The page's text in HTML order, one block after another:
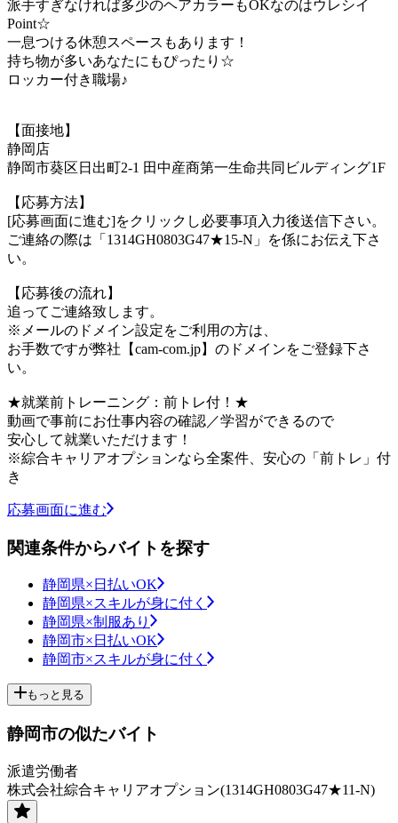
派手すぎなければ多少のヘアカラーもOKなのはウレシイ
Point☆
一息つける休憩スペースもあります！
持ち物が多いあなたにもぴったり☆
ロッカー付き職場♪
【面接地】
静岡店
静岡市葵区日出町2-1 田中産商第一生命共同ビルディング1F
【応募方法】
[応募画面に進む]をクリックし必要事項入力後送信下さい。
ご連絡の際は「1314GH0803G47★15-N」を係にお伝え下さ
い。
【応募後の流れ】
追ってご連絡致します。
※メールのドメイン設定をご利用の方は、
お手数ですが弊社【cam-com.jp】のドメインをご登録下さ
い。
★就業前トレーニング：前トレ付！★
動画で事前にお仕事内容の確認／学習ができるので
安心して就業いただけます！
※綜合キャリアオプションなら全案件、安心の「前トレ」付
き
応募画面に進む
関連条件からバイトを探す
静岡県×日払いOK
静岡県×スキルが身に付く
静岡県×制服あり
静岡市×日払いOK
静岡市×スキルが身に付く
もっと見る
静岡市の似たバイト
派遣労働者
株式会社綜合キャリアオプション(1314GH0803G47★11-N)